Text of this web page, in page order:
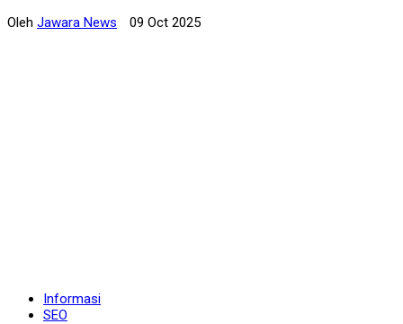
Oleh Jawara News 09 Oct 2025
Informasi
SEO